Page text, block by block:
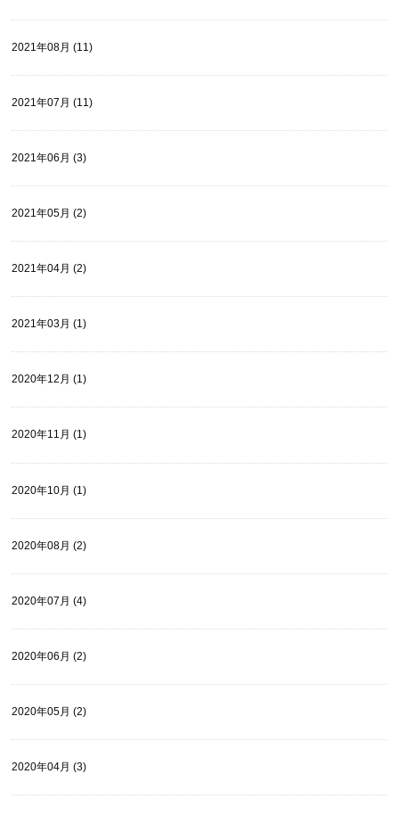
2021年08月 (11)
2021年07月 (11)
2021年06月 (3)
2021年05月 (2)
2021年04月 (2)
2021年03月 (1)
2020年12月 (1)
2020年11月 (1)
2020年10月 (1)
2020年08月 (2)
2020年07月 (4)
2020年06月 (2)
2020年05月 (2)
2020年04月 (3)